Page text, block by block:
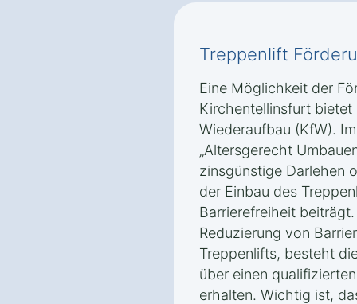
Treppenlift
Eine Möglichkeit der
Kirchentellinsfurt
Wiederaufbau (KfW).
„Altersgerecht
zinsgünstige Darlehen
der Einbau des
Barrierefreiheit
Reduzierung von
Treppenlifts, besteht
über einen
erhalten. Wichtig ist,